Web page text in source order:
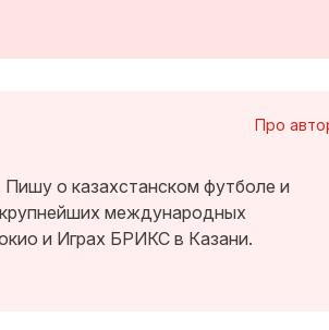
Про
о казахстанском футболе и
международных
и Играх БРИКС в Казани.